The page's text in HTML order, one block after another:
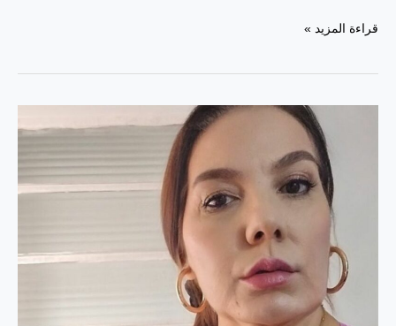
أفضل
تليجرام
قراءة المزيد »